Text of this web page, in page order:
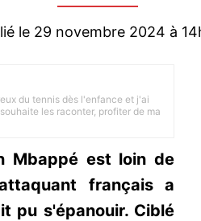
le 29 novembre 2024 à
du tennis dès l'enfance et j'ai
les raconter, profiter de ma
Mbappé est loin de
français a
pu s'épanouir. Ciblé